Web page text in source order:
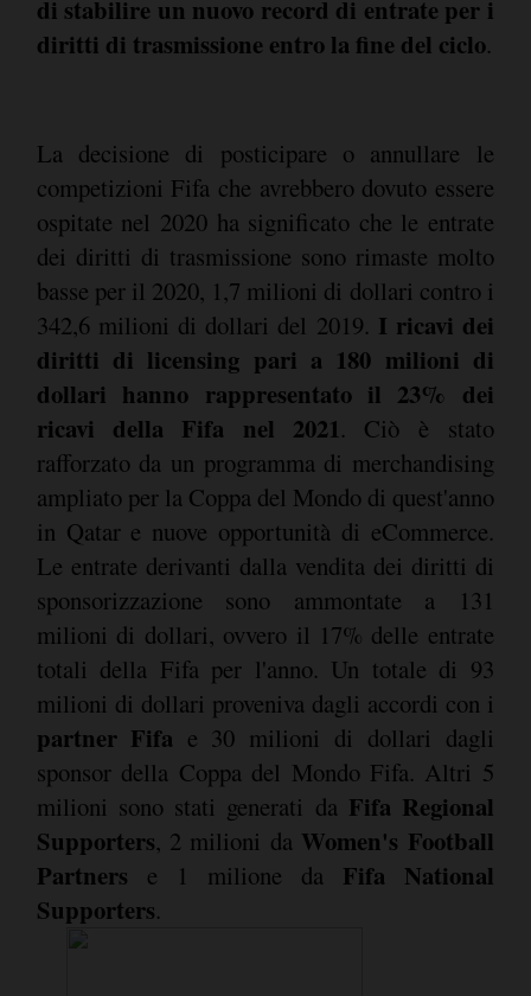
di stabilire un nuovo record di entrate per i
diritti di trasmissione entro la fine del ciclo.
La decisione di posticipare o annullare le
competizioni Fifa che avrebbero dovuto essere
ospitate nel 2020 ha significato che le entrate
dei diritti di trasmissione sono rimaste molto
basse per il 2020, 1,7 milioni di dollari contro i
342,6 milioni di dollari del 2019. I ricavi dei
diritti di licensing pari a 180 milioni di
dollari hanno rappresentato il 23% dei
ricavi della Fifa nel 2021. Ciò è stato
rafforzato da un programma di merchandising
ampliato per la Coppa del Mondo di quest'anno
in Qatar e nuove opportunità di eCommerce.
Le entrate derivanti dalla vendita dei diritti di
sponsorizzazione sono ammontate a 131
milioni di dollari, ovvero il 17% delle entrate
totali della Fifa per l'anno. Un totale di 93
milioni di dollari proveniva dagli accordi con i
partner Fifa e 30 milioni di dollari dagli
sponsor della Coppa del Mondo Fifa. Altri 5
milioni sono stati generati da Fifa Regional
Supporters, 2 milioni da Women's Football
Partners e 1 milione da Fifa National
Supporters.